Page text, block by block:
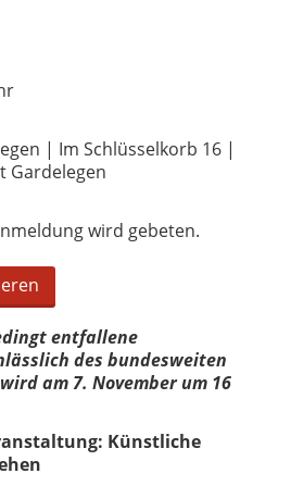
| Im Schlüsselkorb 16 |
Gardelegen
wird gebeten.
entfallene
des bundesweiten
am 7. November um 16
Künstliche